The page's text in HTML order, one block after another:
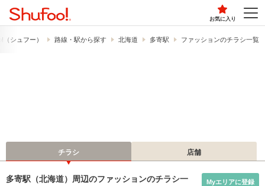
お気に入り
シュフー） 路線・駅から探す 北海道 多寄駅 ファッションのチラシ一覧
チラシ 店舗
多寄駅（北海道）周辺のファッションのチラシ一
Myエリアに登録